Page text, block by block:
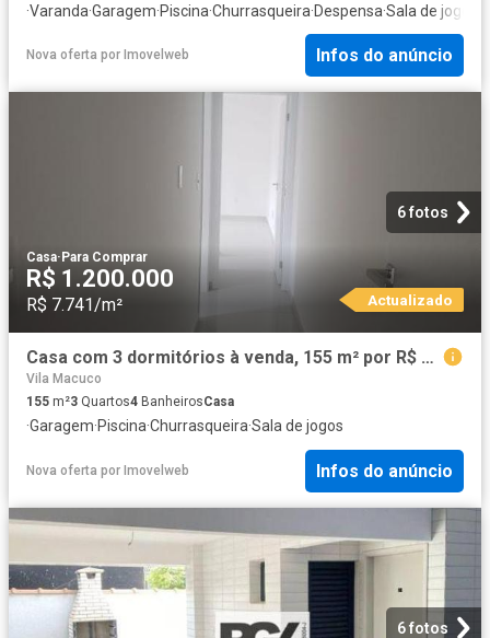
·Varanda·Garagem·Piscina·Churrasqueira·Despensa·Sala de jogos
Nova oferta por Imovelweb Infos do anúncio
6 fotos
Casa· Para Comprar
R$ 1.200.000
R$ 7.741/m² Actualizado
Casa com 3 dormitórios à venda, 155 m² por R$ 1.200.000,00 Embaré Santos/SP
Vila Macuco
155 m²3 Quartos4 BanheirosCasa
·Garagem·Piscina·Churrasqueira·Sala de jogos
Nova oferta por Imovelweb Infos do anúncio
6 fotos